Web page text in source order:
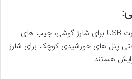
کوله پشتی های مجهز به پورت USB برای شارژ گوشی، جیب های
پنل های خورشیدی کوچک برای شارژ
هستند.